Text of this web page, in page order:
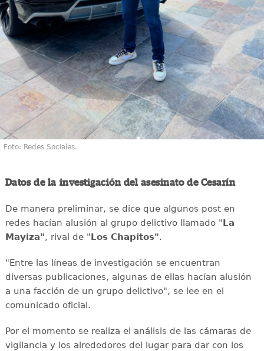
Foto: Redes Sociales.
Datos de la investigación del asesinato de Cesarín
De manera preliminar, se dice que algunos post en
redes hacían alusión al grupo delictivo llamado "La
Mayiza", rival de "Los Chapitos".
"Entre las líneas de investigación se encuentran
diversas publicaciones, algunas de ellas hacían alusión
a una facción de un grupo delictivo", se lee en el
comunicado oficial.
Por el momento se realiza el análisis de las cámaras de
vigilancia y los alrededores del lugar para dar con los